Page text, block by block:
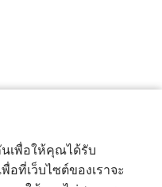
เพื่อให้คุณได้รับ
ที่เว็บไซต์ของเราจะ